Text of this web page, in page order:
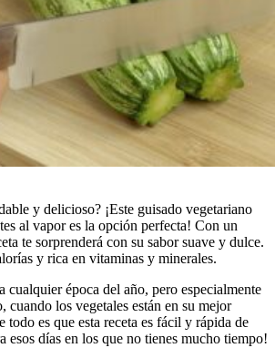
y delicioso? ¡Este guisado vegetariano
al vapor es la opción perfecta! Con un
te sorprenderá con su sabor suave y dulce.
y rica en vitaminas y minerales.
cualquier época del año, pero especialmente
cuando los vegetales están en su mejor
es que esta receta es fácil y rápida de
esos días en los que no tienes mucho tiempo!